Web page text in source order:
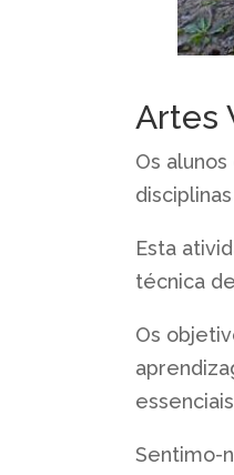
Artes
Os
Esta
técnica
Os
Sentimo-